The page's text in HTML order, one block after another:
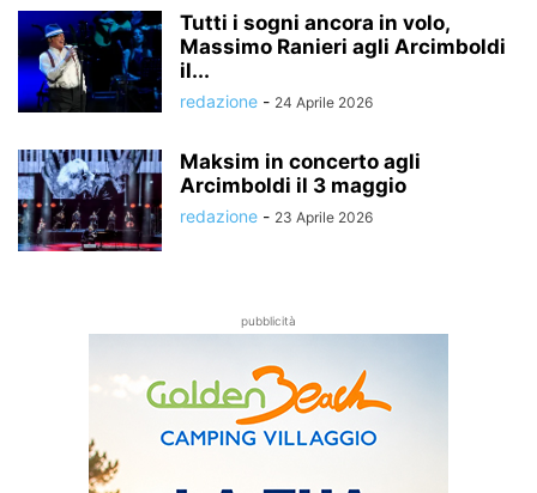
Tutti i sogni ancora in volo,
Massimo Ranieri agli Arcimboldi
il...
redazione - 24 Aprile 2026
Maksim in concerto agli
Arcimboldi il 3 maggio
redazione - 23 Aprile 2026
pubblicità